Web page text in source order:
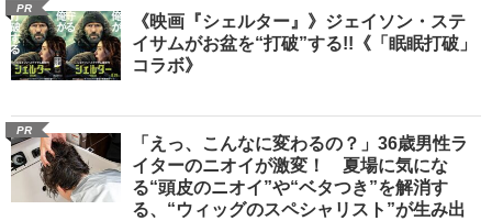
PR
《映画『シェルター』》ジェイソン・ステ
イサムがお盆を“打破”する!!《「眠眠打破」
コラボ》
PR
「えっ、こんなに変わるの？」36歳男性ラ
イターのニオイが激変！ 夏場に気にな
る“頭皮のニオイ”や“ベタつき”を解消す
る、“ウィッグのスペシャリスト”が生み出